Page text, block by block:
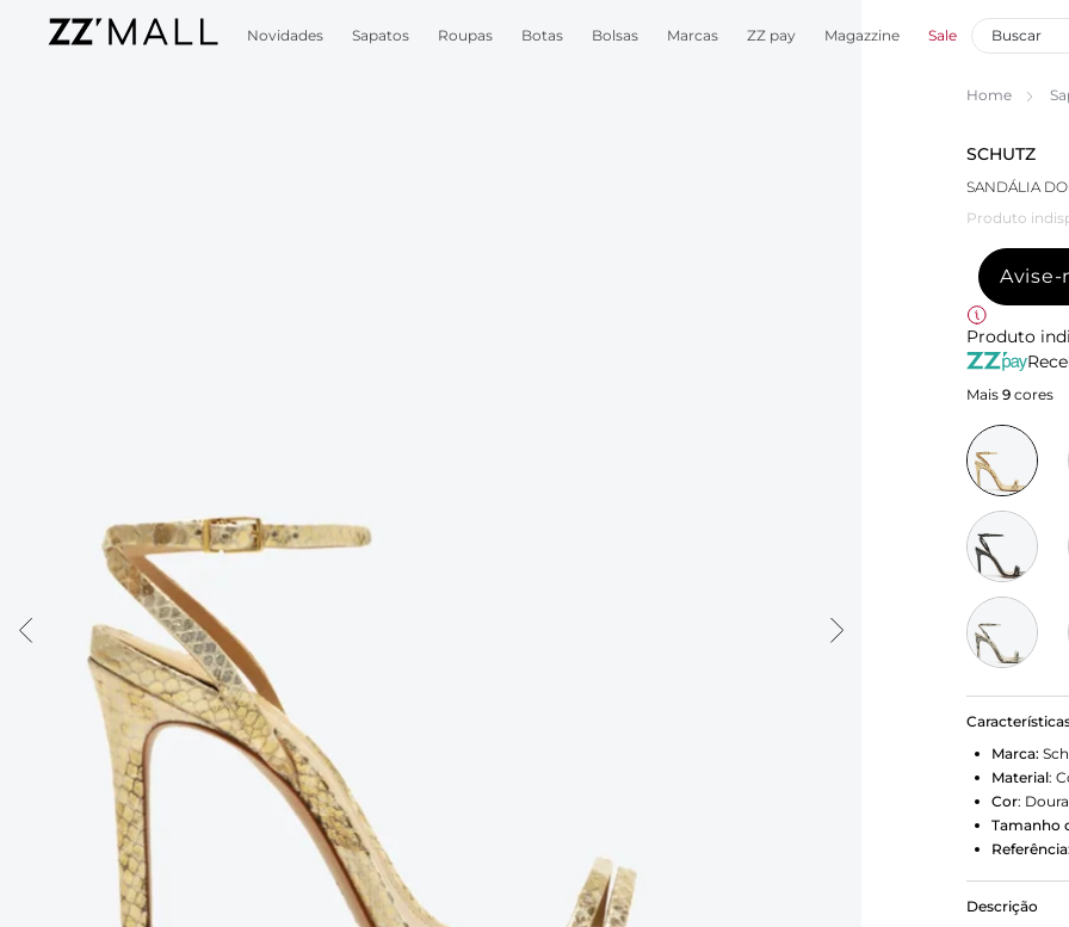
Novidades Sapatos Roupas Botas Bolsas Marcas ZZ pay Magazzine Sale
Home
SCHUTZ
SANDÁLIA
Produto
Avise-
Produto
Mais 9 cores
Marca:
Material:
Cor:
Tamanho
Referência:
Descrição